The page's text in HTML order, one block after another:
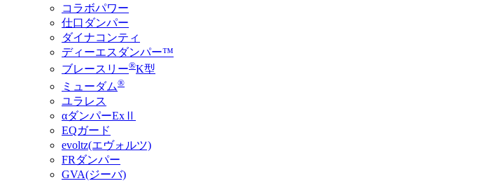
コラボパワー
仕口ダンパー
ダイナコンティ
ディーエスダンパー™
ブレースリー®K型
ミューダム®
ユラレス
αダンパーExⅡ
EQガード
evoltz(エヴォルツ)
FRダンパー
GVA(ジーバ)